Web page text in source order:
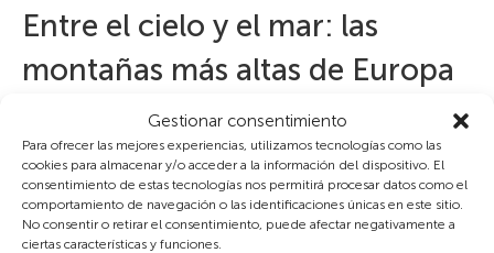
Gestionar consentimiento
Para ofrecer las mejores experiencias, utilizamos tecnologías como las
cookies para almacenar y/o acceder a la información del dispositivo. El
consentimiento de estas tecnologías nos permitirá procesar datos como el
comportamiento de navegación o las identificaciones únicas en este sitio.
No consentir o retirar el consentimiento, puede afectar negativamente a
ciertas características y funciones.
Entre el cielo y el mar: las
montañas más altas de Europa
Los Montes Aurunci están situados en el Lazio meridional (Italia
Central) y se extienden desde el golfo de Gaeta hasta el valle
del Liri mientras que, al oeste, limitan con los Montes Ausoni.
Se trata de la única cadena montañosa del Lacio que se
asoma directamente sobre el Mar Tirreno con cumbres que
sobrepasan 1.500 metros. Son las montañas más altas de